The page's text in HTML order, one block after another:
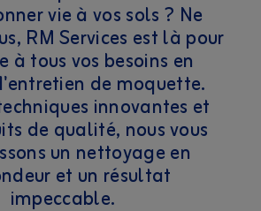
vie à vos sols ? Ne
RM Services est là pour
à tous vos besoins en
de moquette.
innovantes et
de qualité, nous vous
un nettoyage en
et un résultat
impeccable.